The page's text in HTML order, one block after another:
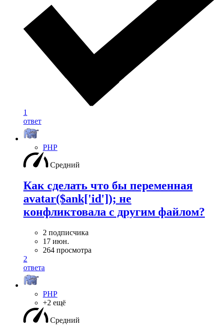
1
ответ
PHP
Средний
Как сделать что бы переменная
avatar($ank['id']); не
конфликтовала с другим файлом?
2 подписчика
17 июн.
264 просмотра
2
ответа
PHP
+2 ещё
Средний